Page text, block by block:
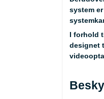
system
I forhold
designet